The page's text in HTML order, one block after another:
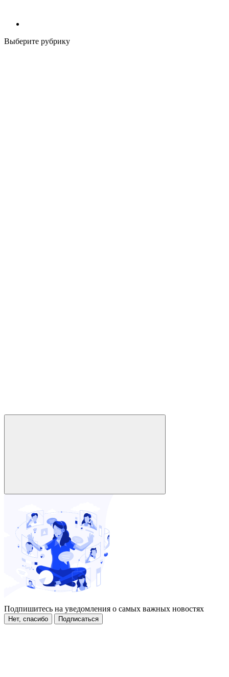
Выберите рубрику
Подпишитесь на уведомления о самых важных новостях
Нет, спасибо Подписаться